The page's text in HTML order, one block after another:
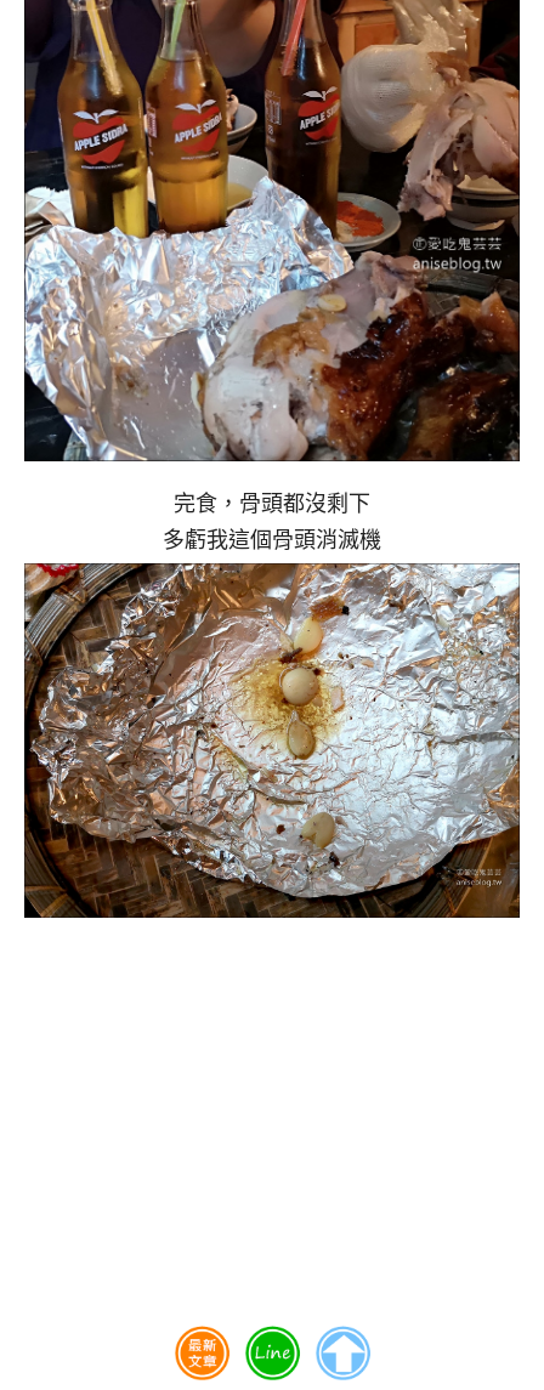
完食，骨頭都沒剩下
多虧我這個骨頭消滅機